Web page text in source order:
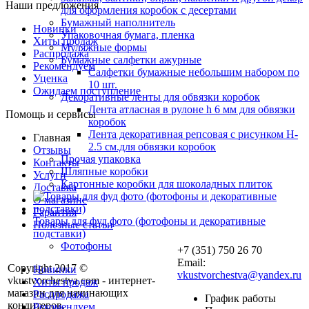
для оформления коробок с десертами
Бумажный наполнитель
Упаковочная бумага, пленка
Муляжные формы
Бумажные салфетки ажурные
Салфетки бумажные небольшим набором по
10 шт.
Декоративные ленты для обвязки коробок
Лента атласная в рулоне h 6 мм для обвязки
коробок
Лента декоративная репсовая с рисунком H-
2.5 см.для обвязки коробок
Прочая упаковка
Шляпные коробки
Картонные коробки для шоколадных плиток
Товары для фуд фото (фотофоны и декоративные
подставки)
Фотофоны
Новинки
Хиты продаж
Распродажа
Рекомендуем
Наши предложения
Новинки
Хиты продаж
Распродажа
Рекомендуем
Уценка
Ожидаем поступление
Помощь и сервисы
Главная
Отзывы
Контакты
Услуги
Доставка
О магазине
Гарантия
Полезные статьи
Copyright 2017 ©
vkustvorchestva.com - интернет-
магазин для начинающих
кондитеров.
+7 (351) 750 26 70
Email:
vkustvorchestva@yandex.ru
График работы